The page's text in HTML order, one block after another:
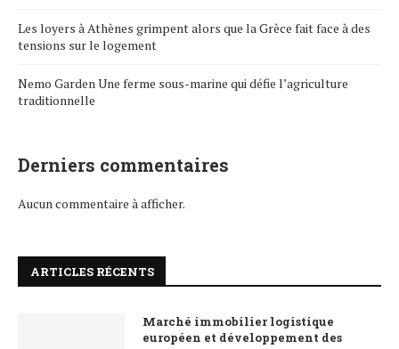
Les loyers à Athènes grimpent alors que la Grèce fait face à des
tensions sur le logement
Nemo Garden Une ferme sous-marine qui défie l’agriculture
traditionnelle
Derniers commentaires
Aucun commentaire à afficher.
ARTICLES RÉCENTS
Marché immobilier logistique
européen et développement des